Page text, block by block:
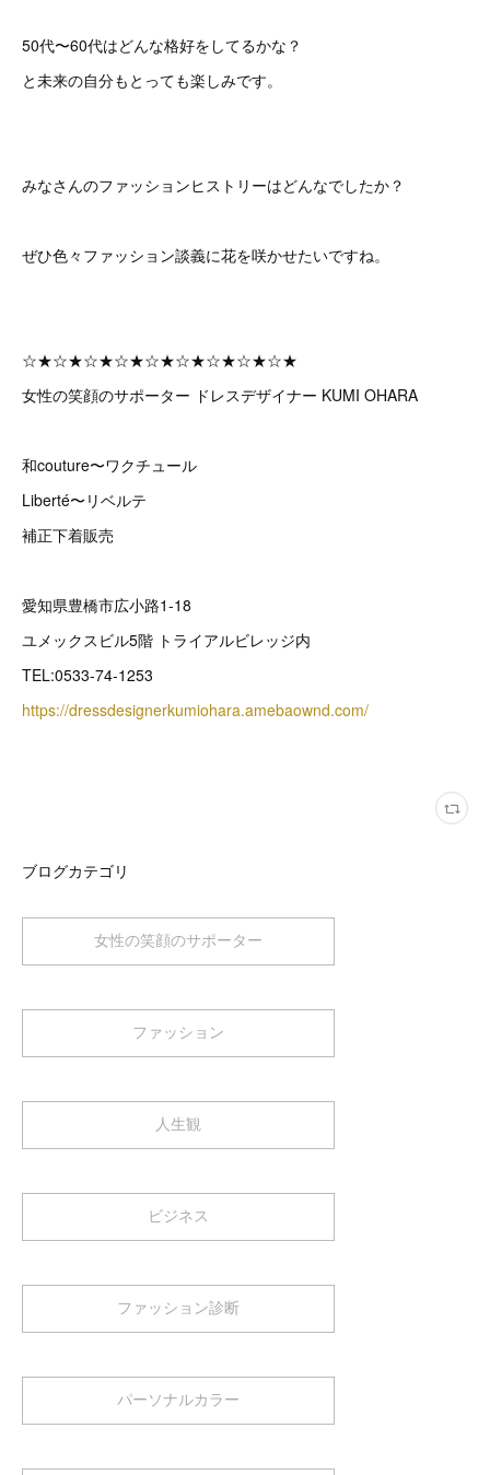
50代〜60代はどんな格好をしてるかな？
と未来の自分もとっても楽しみです。
みなさんのファッションヒストリーはどんなでしたか？
ぜひ色々ファッション談義に花を咲かせたいですね。
☆★☆★☆★☆★☆★☆★☆★☆★☆★
女性の笑顔のサポーター ドレスデザイナー KUMI OHARA
和couture〜ワクチュール
Liberté〜リベルテ
補正下着販売
愛知県豊橋市広小路1-18
ユメックスビル5階 トライアルビレッジ内
TEL:0533-74-1253
https://dressdesignerkumiohara.amebaownd.com/
ブログカテゴリ
女性の笑顔のサポーター
ファッション
人生観
ビジネス
ファッション診断
パーソナルカラー